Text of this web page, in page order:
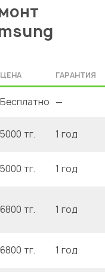
ЦЕНА ГАРАНТИЯ
Бесплатно —
5000 тг. 1 год
5000 тг. 1 год
6800 тг. 1 год
6800 тг. 1 год